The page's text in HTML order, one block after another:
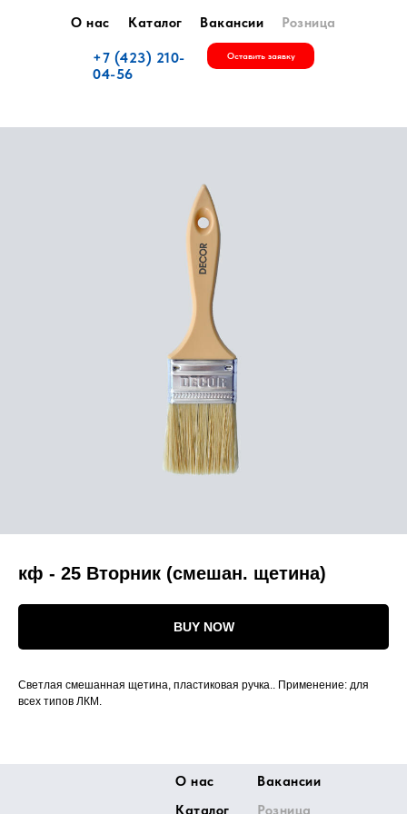
+7 (423) 210-
04-56
Оставить заявку
О нас Каталог Вакансии Розница
кф - 25 Вторник (смешан. щетина)
BUY NOW
Светлая смешанная щетина, пластиковая ручка.. Применение: для
всех типов ЛКМ.
О нас
Каталог
Вакансии
Розница